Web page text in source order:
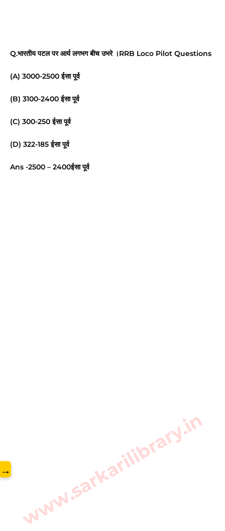
Q.भारतीय पटल पर आर्य लगभग बीच उभरे ।RRB Loco Pilot Questions
(A) 3000-2500 ईसा पूर्व
(B) 3100-2400 ईसा पूर्व
(C) 300-250 ईसा पूर्व
(D) 322-185 ईसा पूर्व
Ans -2500 – 2400ईसा पूर्व
www.sarkarilibrary.in
→